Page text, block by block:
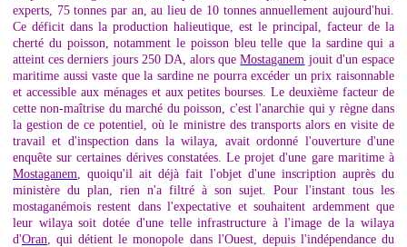
experts, 75 tonnes par an, au lieu de 10 tonnes annuellement aujourd'hui.
Ce déficit dans la production halieutique, est le principal, facteur de la
cherté du poisson, notamment le poisson bleu telle que la sardine qui a
atteint ces derniers jours 250 DA, alors queMostaganem jouit d'un espace
maritime aussi vaste que la sardine ne pourra excéder un prix raisonnable
et accessible aux ménages et aux petites bourses. Le deuxième facteur de
cette non-maîtrise du marché du poisson, c'est l'anarchie qui y règne dans
la gestion de ce potentiel, où le ministre des transports alors en visite de
travail et d'inspection dans la wilaya, avait ordonné l'ouverture d'une
enquête sur certaines dérives constatées. Le projet d'une gare maritime à
Mostaganem, quoiqu'il ait déjà fait l'objet d'une inscription auprès du
ministère du plan, rien n'a filtré à son sujet. Pour l'instant tous les
mostaganémois restent dans l'expectative et souhaitent ardemment que
leur wilaya soit dotée d'une telle infrastructure à l'image de la wilaya
d'Oran, qui détient le monopole dans l'Ouest, depuis l'indépendance du